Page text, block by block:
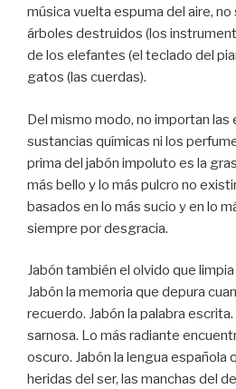
música vuelta espuma del aire,
árboles destruidos (los
de los elefantes (el teclado del
gatos (las cuerdas).
Del mismo modo, no importan
sustancias químicas ni los
prima del jabón impoluto es la
más bello y lo más pulcro no
basados en lo más sucio y en lo
siempre por desgracia.
Jabón también el olvido que
Jabón la memoria que depura
recuerdo. Jabón la palabra
sarnosa. Lo más radiante
oscuro. Jabón la lengua española
heridas del ser, las manchas del